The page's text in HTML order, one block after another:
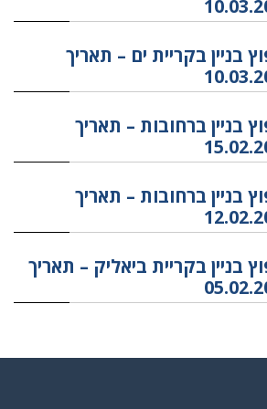
בניין בקריית ים – תאריך
בניין ברחובות – תאריך
בניין ברחובות – תאריך
בניין בקריית ביאליק – תאריך